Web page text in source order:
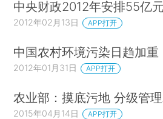
中央财政2012年安排55亿
2012年02月13日 APP打开
中国农村环境污染日趋加重
2012年01月31日 APP打开
农业部：摸底污地 分级管
2015年04月14日 APP打开